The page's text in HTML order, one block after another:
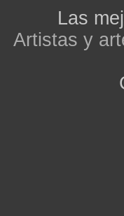
Las
Artistas y